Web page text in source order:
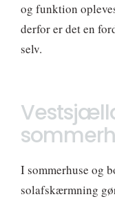
og funktion
derfor er det en
selv.
I sommerhuse og
solafskærmning